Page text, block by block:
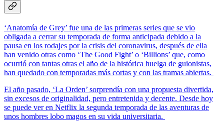
‘Anatomía de Grey’ fue una de las primeras series que se vio
obligada a cerrar su temporada de forma anticipada debido a la
pausa en los rodajes por la crisis del coronavirus, después de ella
han venido otras como ‘The Good Fight’ o ‘Billions’ que, como
ocurrió con tantas otras el año de la histórica huelga de guionistas,
han quedado con temporadas más cortas y con las tramas abiertas.
El año pasado, ‘La Orden’ sorprendía con una propuesta divertida,
sin excesos de originalidad, pero entretenida y decente. Desde hoy
se puede ver en Netflix la segunda temporada de las aventuras de
unos hombres lobo magos en su vida universitaria.